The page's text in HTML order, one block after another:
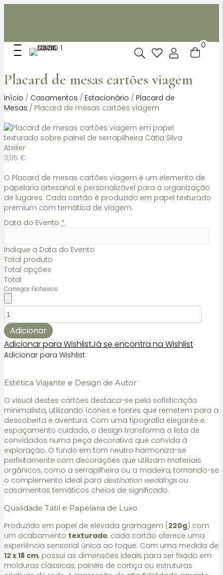
0
Placard de mesas cartões viagem
Início / Casamentos / Estacionário / Placard de
Mesas / Placard de mesas cartões viagem
3,95 €
O Placard de mesas cartões viagem é um elemento de
papelaria artesanal e personalizável para a organização
de lugares. Cada cartão é produzido em papel texturado
premium com temática de viagem.
Data do Evento *
Indique a Data do Evento
Total produto
Total opções
Total
Carregar Ficheiros
Quantidade
de
Placard
de
mesas
cartões
Adicionar
Adicionar para WishlistJá se encontra na Wishlist
Adicionar para Wishlist
Estética Viajante e Design de Autor
O visual destes cartões destaca-se pela sofisticação
minimalista, utilizando ícones e fontes que remetem para a
descoberta e aventura. Com uma tipografia elegante e
espaçamento cuidado, o design transforma a lista de
convidados numa peça decorativa que convida à
exploração. O fundo em tom neutro harmoniza-se
perfeitamente com decorações que utilizam materiais
orgânicos, como a serrapilheira ou a madeira, tornando-se
o complemento ideal para destination weddingsou
casamentos temáticos cheios de significado.
Qualidade Tátil e Papelaria de Luxo
Produzido em papel de elevada gramagem (220g) com
um acabamento texturado, cada cartão oferece uma
experiência sensorial única ao toque. Com uma medida de
12 x 18 cm, possui as dimensões ideais para ser fixado em
molduras clássicas, painéis de cortiça ou estruturas